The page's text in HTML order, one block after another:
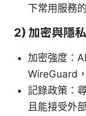
下常用服務
2) 加密與隱
加密強度：
WireGuard
記錄政策：
且能接受外